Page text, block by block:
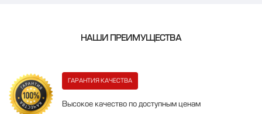
НАШИ ПРЕИМУЩЕСТВА
ГАРАНТИЯ КАЧЕСТВА
Высокое качество по доступным ценам